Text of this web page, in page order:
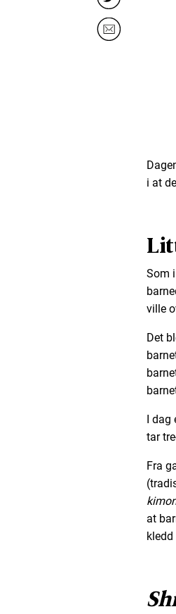
i at
Som
ville
Det
I dag
tar
Fra
at